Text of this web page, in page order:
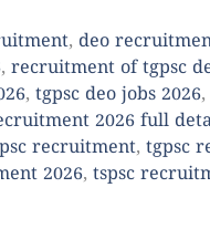
, deo
, recruitment of tgpsc
, tgpsc deo jobs 2026,
2026 full
recruitment, tgpsc
2026, tspsc